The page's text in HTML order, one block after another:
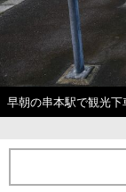
早朝の串本駅で観光下